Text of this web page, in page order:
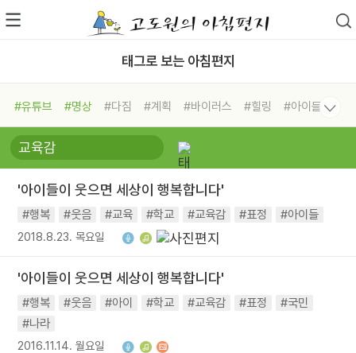
태그로 보는 아침편지
#유튜브 #명상 #다짐 #계획 #바이러스 #힐링
#아이들
#비전캠프
#독서캠프 #삶
#희망
#나눔 #친구 #링컨학교
#독서
#건강 #면역력
'아이들이 웃으면 세상이 행복합니다'
#행복 #웃음 #교육 #학교 #교육감 #표정 #아이들
2018.8.23. 목요일
'아이들이 웃으면 세상이 행복합니다'
#행복 #웃음 #아이 #학교 #교육감 #표정
#국민
#나라
2016.11.14. 월요일